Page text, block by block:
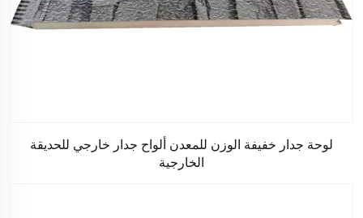
لوحة جدار خفيفة الوزن للمعدن ألواح جدار خارجي للحديقة
الخارجية